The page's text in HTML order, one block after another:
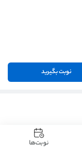
نوبت بگیرید
نوبت‌ها